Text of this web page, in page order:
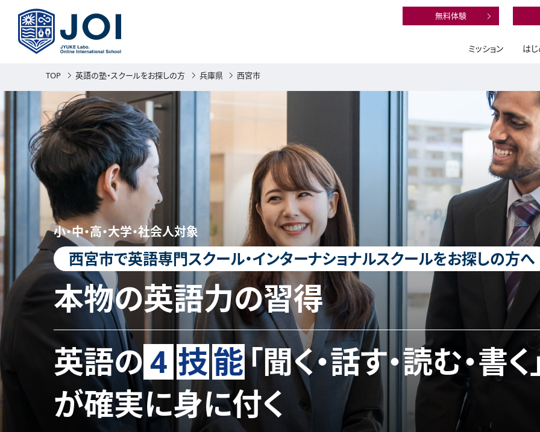
無料体験
ミッション は
TOP 英語の塾・スクールをお探しの方 兵庫県 西宮市
小・中・高・大学・社会人対象
西宮市で英語専門スクール・インターナショナルスクールをお探しの方へ
本物の英語力の習得
英語の4 技能「聞く・話す・読む・書く
が確実に身に付く